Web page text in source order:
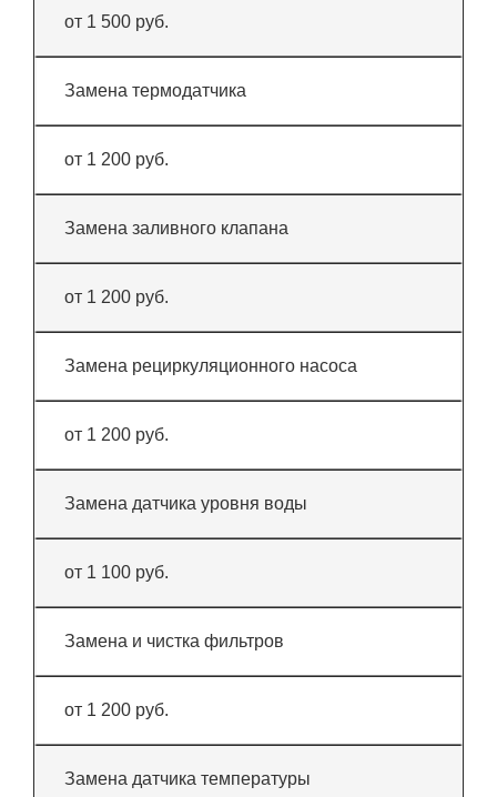
от 1 500 руб.
Замена термодатчика
от 1 200 руб.
Замена заливного клапана
от 1 200 руб.
Замена рециркуляционного насоса
от 1 200 руб.
Замена датчика уровня воды
от 1 100 руб.
Замена и чистка фильтров
от 1 200 руб.
Замена датчика температуры